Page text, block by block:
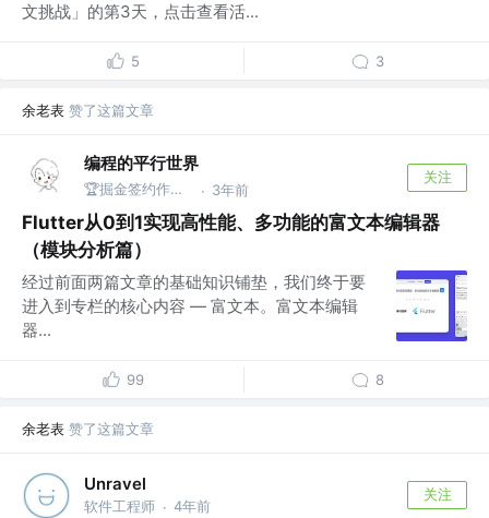
文挑战」的第3天，点击查看活...
5 3
余老表 赞了这篇文章
编程的平行世界
🏆掘金签约作者@Taxze · 3年前
关注
Flutter从0到1实现高性能、多功能的富文本编辑器
（模块分析篇）
经过前面两篇文章的基础知识铺垫，我们终于要
进入到专栏的核心内容 — 富文本。富文本编辑
器...
99 8
余老表 赞了这篇文章
Unravel
软件工程师 · 4年前
关注